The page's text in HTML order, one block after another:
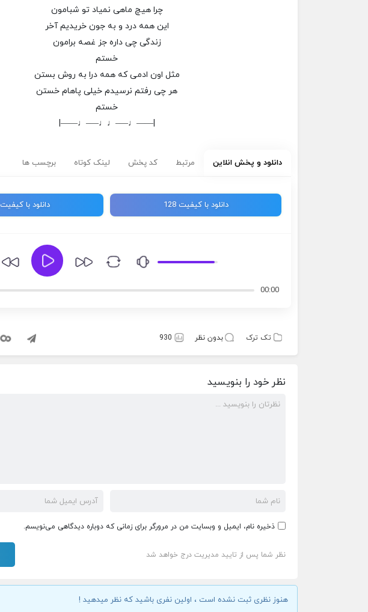
چرا هیچ ماهی نمیاد تو شبامون
این همه درد و به جون خریدیم آخر
زندگی چی داره جز غصه برامون
خستم
مثل اون ادمی که همه درا به روش بستن
هر چی رفتم نرسیدم خیلی پاهام خستن
خستم
|——♩—–♩♩—–♩——|
دانلود و پخش انلاین مرتبط کد پخش لینک کوتاه برچسب ها
دانلود با کیفیت 128 دانلود با کیفیت 320
00:00
تک ترک بدون نظر 930
نظر خود را بنویسید
ذخیره نام، ایمیل و وبسایت من در مرورگر برای زمانی که دوباره دیدگاهی می‌نویسم.
نظر شما پس از تایید مدیریت درج خواهد شد
هنوز نظری ثبت نشده است ، اولین نفری باشید که نظر میدهید !